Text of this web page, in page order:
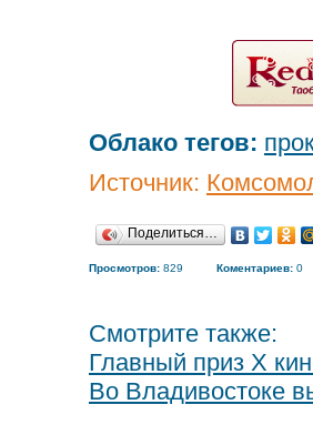
Облако тегов:
Источник:
Поделиться…
Просмотров: 829 Коментариев: 0
Смотрите также:
Главный приз X
Во Владивостоке